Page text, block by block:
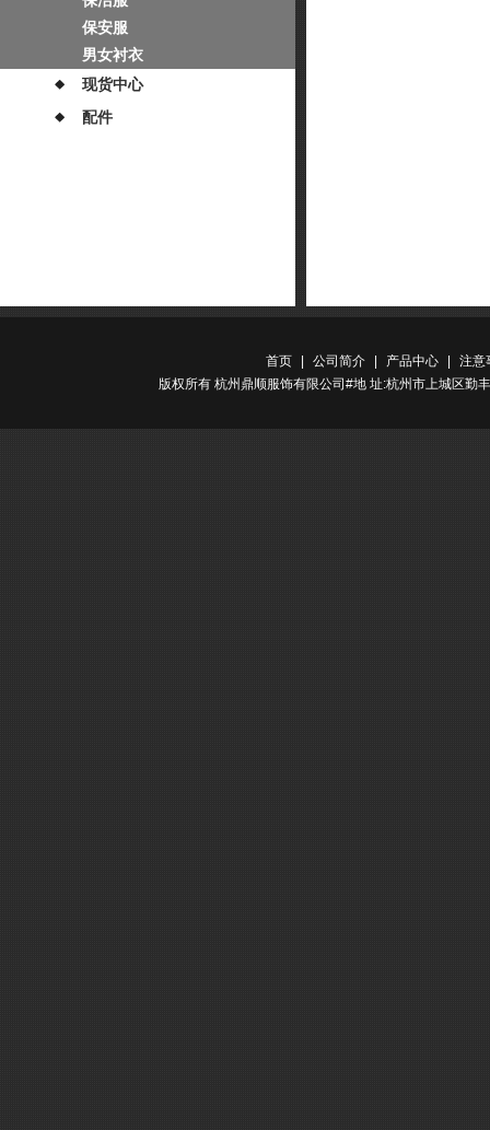
保安服
男女衬衣
现货中心
配件
首页 公司简介 产品中心
注意
版权所有 杭州鼎顺服饰有限公司#地 址:杭州市上城区